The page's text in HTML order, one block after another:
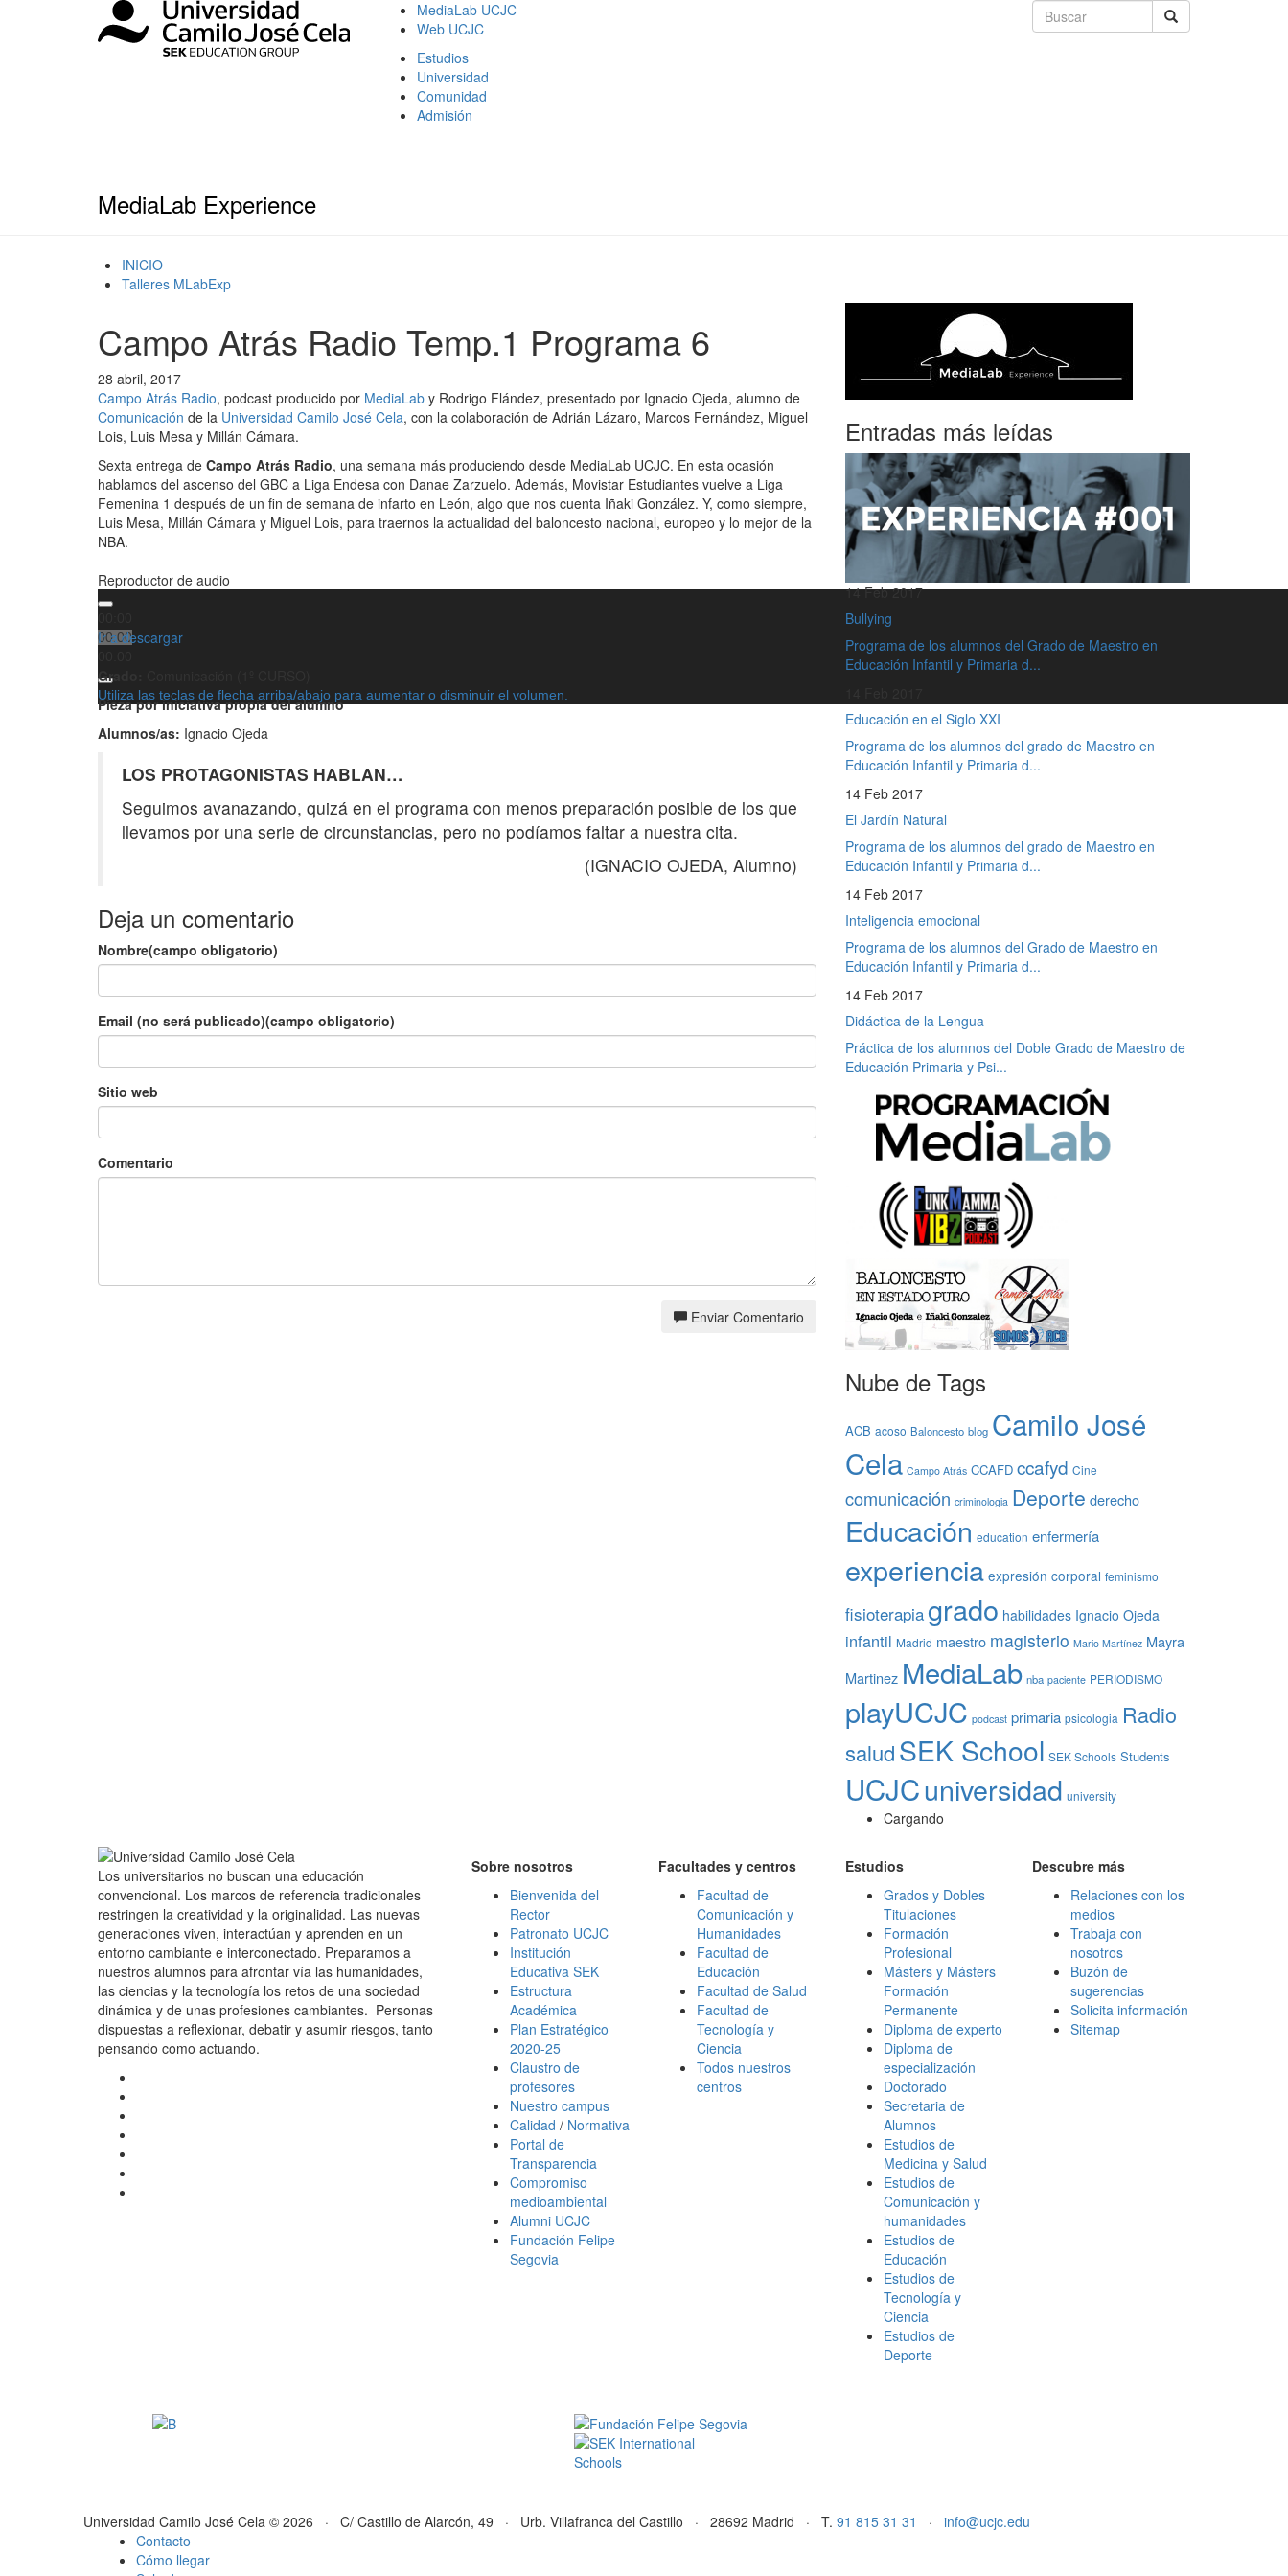
MediaLab UCJC
Web UCJC
Estudios
Universidad
Comunidad
Admisión
MediaLab Experience
INICIO
Talleres MLabExp
Campo Atrás Radio Temp.1 Programa 6
28 abril, 2017
Campo Atrás Radio, podcast producido por MediaLab y Rodrigo Flández, presentado por Ignacio Ojeda, alumno de
Comunicación de la Universidad Camilo José Cela, con la colaboración de Adrián Lázaro, Marcos Fernández, Miguel
Lois, Luis Mesa y Millán Cámara.
Sexta entrega de Campo Atrás Radio, una semana más produciendo desde MediaLab UCJC. En esta ocasión
hablamos del ascenso del GBC a Liga Endesa con Danae Zarzuelo. Además, Movistar Estudiantes vuelve a Liga
Femenina 1 después de un fin de semana de infarto en León, algo que nos cuenta Iñaki González. Y, como siempre,
Luis Mesa, Millán Cámara y Miguel Lois, para traernos la actualidad del baloncesto nacional, europeo y lo mejor de la
NBA.
Reproductor de audio
00:00
Utiliza las teclas de flecha arriba/abajo para aumentar o disminuir el volumen.
Ir a descargar
Grado:
Pieza por iniciativa propia del alumno
Alumnos/as: Ignacio Ojeda
LOS PROTAGONISTAS HABLAN…
Seguimos avanazando, quizá en el programa con menos preparación posible de los que
llevamos por una serie de circunstancias, pero no podíamos faltar a nuestra cita.
(IGNACIO OJEDA, Alumno)
Deja un comentario
Nombre(campo obligatorio)
Email (no será publicado)(campo obligatorio)
Sitio web
Comentario
Enviar Comentario
Entradas más leídas
14 Feb 2017
Bullying
Programa de los alumnos del Grado de Maestro en
Educación Infantil y Primaria d...
Educación en el Siglo XXI
Programa de los alumnos del grado de Maestro en
Educación Infantil y Primaria d...
14 Feb 2017
El Jardín Natural
Programa de los alumnos del grado de Maestro en
Educación Infantil y Primaria d...
14 Feb 2017
Inteligencia emocional
Programa de los alumnos del Grado de Maestro en
Educación Infantil y Primaria d...
14 Feb 2017
Didáctica de la Lengua
Práctica de los alumnos del Doble Grado de Maestro de
Educación Primaria y Psi...
Nube de Tags
ACB acoso Baloncesto blog Camilo José
Cela Campo Atrás CCAFD ccafyd Cine
comunicación criminologia Deporte derecho
Educación education enfermería
experiencia expresión corporal feminismo
fisioterapiagrado habilidades Ignacio Ojeda
infantil Madrid maestro magisterio Mario Martínez Mayra
Martinez MediaLab nba paciente PERIODISMO
playUCJC podcast primaria psicologia Radio
saludSEK School SEK Schools Students
UCJCuniversidad university
Cargando
Los universitarios no buscan una educación
convencional. Los marcos de referencia tradicionales
restringen la creatividad y la originalidad. Las nuevas
generaciones viven, interactúan y aprenden en un
entorno cambiante e interconectado. Preparamos a
nuestros alumnos para afrontar vía las humanidades,
las ciencias y la tecnología los retos de una sociedad
dinámica y de unas profesiones cambiantes. Personas
dispuestas a reflexionar, debatir y asumir riesgos, tanto
pensando como actuando.
Sobre nosotros
Bienvenida del
Rector
Patronato UCJC
Institución
Educativa SEK
Estructura
Académica
Plan Estratégico
2020-25
Claustro de
profesores
Nuestro campus
Calidad / Normativa
Portal de
Transparencia
Compromiso
medioambiental
Alumni UCJC
Fundación Felipe
Segovia
Facultades y centros
Facultad de
Comunicación y
Humanidades
Facultad de
Educación
Facultad de Salud
Facultad de
Tecnología y
Ciencia
Todos nuestros
centros
Estudios
Grados y Dobles
Titulaciones
Formación
Profesional
Másters y Másters
Formación
Permanente
Diploma de experto
Diploma de
especialización
Doctorado
Secretaria de
Alumnos
Estudios de
Medicina y Salud
Estudios de
Comunicación y
humanidades
Estudios de
Educación
Estudios de
Tecnología y
Ciencia
Estudios de
Deporte
Descubre más
Relaciones con los
medios
Trabaja con
nosotros
Buzón de
sugerencias
Solicita información
Sitemap
Universidad Camilo José Cela © 2026 · C/ Castillo de Alarcón, 49 · Urb. Villafranca del Castillo · 28692 Madrid · T. 91 815 31 31 · info@ucjc.edu
Contacto
Cómo llegar